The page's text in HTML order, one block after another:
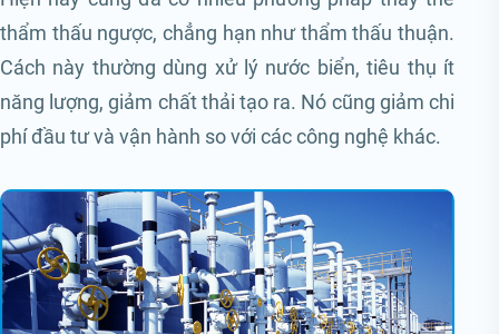
thẩm thấu ngược, chẳng hạn như thẩm thấu thuận.
Cách này thường dùng xử lý nước biển, tiêu thụ ít
năng lượng, giảm chất thải tạo ra. Nó cũng giảm chi
phí đầu tư và vận hành so với các công nghệ khác.